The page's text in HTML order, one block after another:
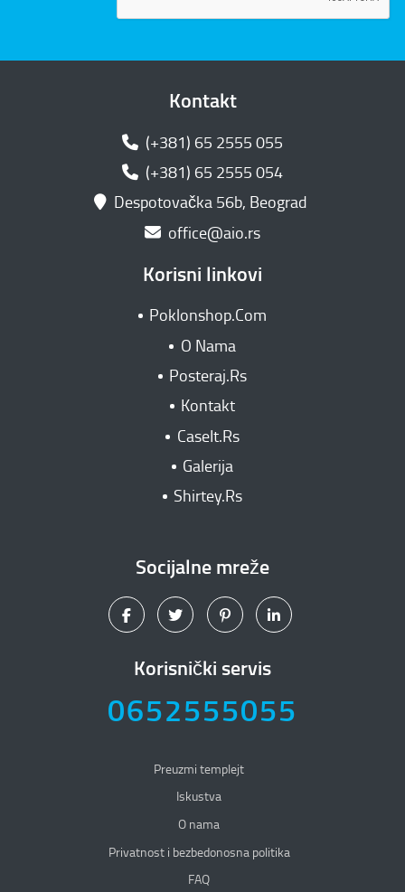
Kontakt
(+381) 65 2555 055
(+381) 65 2555 054
Despotovačka 56b, Beograd
office@aio.rs
Korisni linkovi
Poklonshop.Com
O Nama
Posteraj.Rs
Kontakt
CaseIt.Rs
Galerija
Shirtey.Rs
Socijalne mreže
Korisnički servis
0652555055
Preuzmi templejt
Iskustva
O nama
Privatnost i bezbedonosna politika
Privatnost i bezbedonosna politika
FAQ